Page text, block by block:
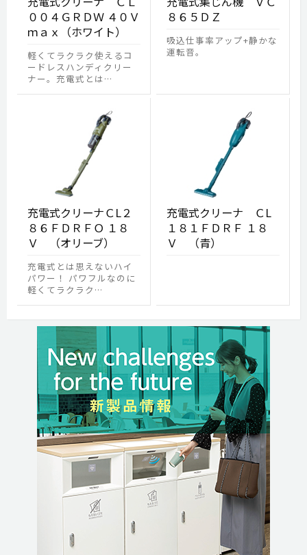
００４ＧＲＤＷ ４０Ｖ
ｍａｘ（ホワイト）
軽くてラクラク使えるコ
ードレスハンディクリー
ナー。充電式とは…
８６５ＤＺ
吸込仕事率アップ+静かな
運転音。
充電式クリーナＣL２
８６ＦＤＲＦＯ １８
Ｖ （オリーブ）
充電式とは思えないハイ
パワー！ パワフルなのに
軽くてラクラク…
充電式クリーナ ＣL
１８１ＦＤＲＦ １８
Ｖ （青）